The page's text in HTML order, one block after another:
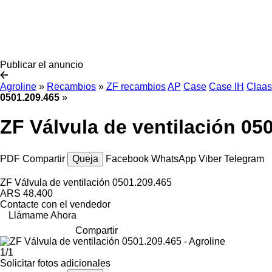
Publicar el anuncio
Agroline » Recambios » ZF recambiosAP Case Case IH Claas
0501.209.465 »
ZF Válvula de ventilación
PDF Compartir Queja Facebook WhatsApp Viber Telegram
ZF Válvula de ventilación 0501.209.465
ARS 48.400
Contacte con el vendedor
Llámame Ahora
Compartir
1/1
Solicitar fotos adicionales